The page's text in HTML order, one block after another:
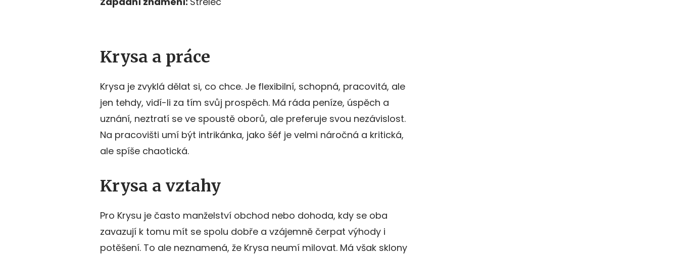
Krysa a práce
Krysa je zvyklá dělat si, co chce. Je flexibilní, schopná, pracovitá, ale
jen tehdy, vidí-li za tím svůj prospěch. Má ráda peníze, úspěch a
uznání, neztratí se ve spoustě oborů, ale preferuje svou nezávislost.
Na pracovišti umí být intrikánka, jako šéf je velmi náročná a kritická,
ale spíše chaotická.
Krysa a vztahy
Pro Krysu je často manželství obchod nebo dohoda, kdy se oba
zavazují k tomu mít se spolu dobře a vzájemně čerpat výhody i
potěšení. To ale neznamená, že Krysa neumí milovat. Má však sklony